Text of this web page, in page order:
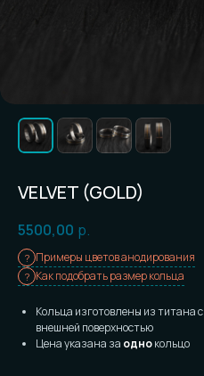
VELVET (GOLD)
5500,00 р.
Примеры цветов анодирования
Как подобрать размер кольца
Кольца изготовлены из титана с
внешней поверхностью
Цена указана за однокольцо